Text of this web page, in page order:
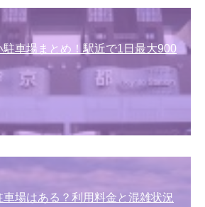
車場まとめ！駅近で1日最大900
場はある？利用料金と混雑状況